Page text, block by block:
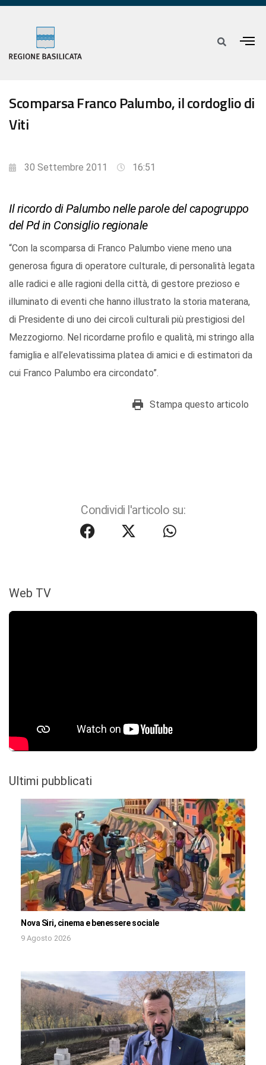
Scomparsa Franco Palumbo, il cordoglio di
Viti
30 Settembre 2011 16:51
Il ricordo di Palumbo nelle parole del capogruppo
del Pd in Consiglio regionale
“Con la scomparsa di Franco Palumbo viene meno una
generosa figura di operatore culturale, di personalità legata
alle radici e alle ragioni della città, di gestore prezioso e
illuminato di eventi che hanno illustrato la storia materana,
di Presidente di uno dei circoli culturali più prestigiosi del
Mezzogiorno. Nel ricordarne profilo e qualità, mi stringo alla
famiglia e all’elevatissima platea di amici e di estimatori da
cui Franco Palumbo era circondato”.
Stampa questo articolo
Condividi l'articolo su:
Web TV
Ultimi pubblicati
Nova Siri, cinema e benessere sociale
9 Agosto 2026